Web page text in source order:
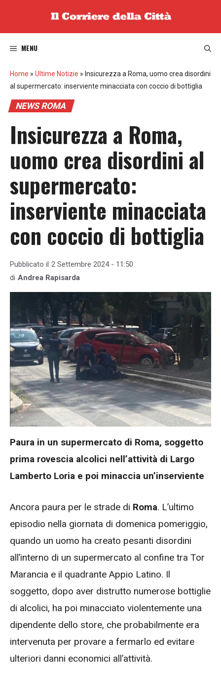
MENU
Home » Ultime Notizie » Insicurezza a Roma, uomo crea disordini
al supermercato: inserviente minacciata con coccio di bottiglia
NEWS ROMA
Insicurezza a Roma,
uomo crea disordini al
supermercato:
inserviente minacciata
con coccio di bottiglia
Pubblicato il 2 Settembre 2024 - 11:50
di Andrea Rapisarda
Paura in un supermercato di Roma, soggetto
prima rovescia alcolici nell’attività di Largo
Lamberto Loria e poi minaccia un’inserviente
Ancora paura per le strade di Roma. L’ultimo
episodio nella giornata di domenica pomeriggio,
quando un uomo ha creato pesanti disordini
all’interno di un supermercato al confine tra Tor
Marancia e il quadrante Appio Latino. Il
soggetto, dopo aver distrutto numerose bottiglie
di alcolici, ha poi minacciato violentemente una
dipendente dello store, che probabilmente era
intervenuta per provare a fermarlo ed evitare
ulteriori danni economici all’attività.